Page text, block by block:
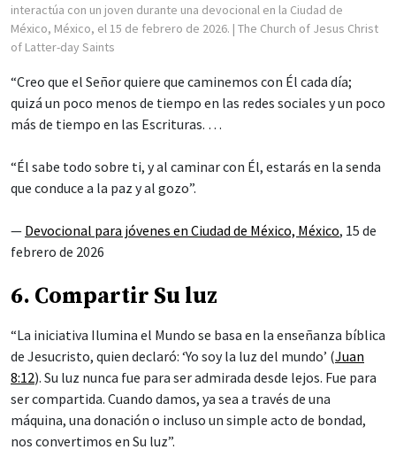
interactúa con un joven durante una devocional en la Ciudad de
México, México, el 15 de febrero de 2026. | The Church of Jesus Christ
of Latter-day Saints
“Creo que el Señor quiere que caminemos con Él cada día;
quizá un poco menos de tiempo en las redes sociales y un poco
más de tiempo en las Escrituras. …
“Él sabe todo sobre ti, y al caminar con Él, estarás en la senda
que conduce a la paz y al gozo”.
— Devocional para jóvenes en Ciudad de México, México, 15 de
febrero de 2026
6. Compartir Su luz
“La iniciativa Ilumina el Mundo se basa en la enseñanza bíblica
de Jesucristo, quien declaró: ‘Yo soy la luz del mundo’ (Juan
8:12). Su luz nunca fue para ser admirada desde lejos. Fue para
ser compartida. Cuando damos, ya sea a través de una
máquina, una donación o incluso un simple acto de bondad,
nos convertimos en Su luz”.